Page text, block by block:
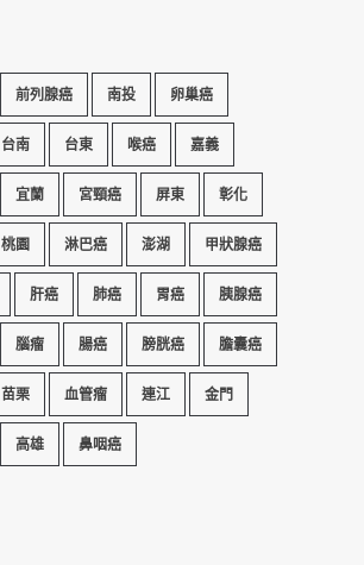
前列腺癌 南投 卵巢癌
台南 台東 喉癌 嘉義
宜蘭 宮頸癌 屏東 彰化
桃園 淋巴癌 澎湖 甲狀腺癌
肝癌 肺癌 胃癌 胰腺癌
腦瘤 腸癌 膀胱癌 膽囊癌
苗栗 血管瘤 連江 金門
高雄 鼻咽癌